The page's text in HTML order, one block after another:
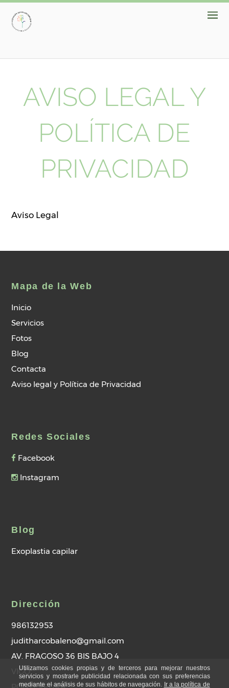
AVISO LEGAL Y
POLÍTICA DE
PRIVACIDAD
Aviso Legal
Mapa de la Web
Inicio
Servicios
Fotos
Blog
Contacta
Aviso legal y Política de Privacidad
Redes Sociales
Facebook
Instagram
Blog
Exoplastia capilar
Dirección
986132953
juditharcobaleno@gmail.com
AV. FRAGOSO 36 BIS BAJO 4
VIGO
Utilizamos cookies propias y de terceros para mejorar nuestros
servicios y mostrarle publicidad relacionada con sus preferencias
mediante el análisis de sus hábitos de navegación. Ir a la política de